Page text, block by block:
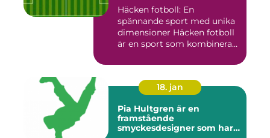
Häcken fotboll: En
spännande sport med unika
dimensioner Häcken fotboll
är en sport som kombinerar
18. jan
Pia Hultgren är en
framstående
smyckesdesigner som har